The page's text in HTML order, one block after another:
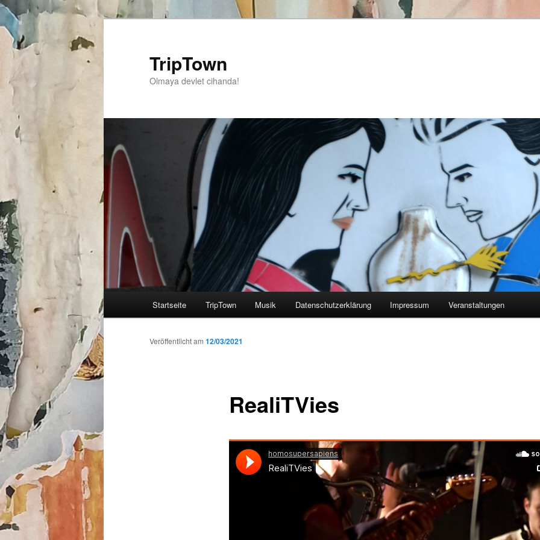
TripTown
Olmaya devlet cihanda!
Zum
Inhalt
Startseite TripTown Musik Datenschutzerklärung Impressum Veranstaltungen
RealiTVies
Veröffentlicht am 12/03/2021